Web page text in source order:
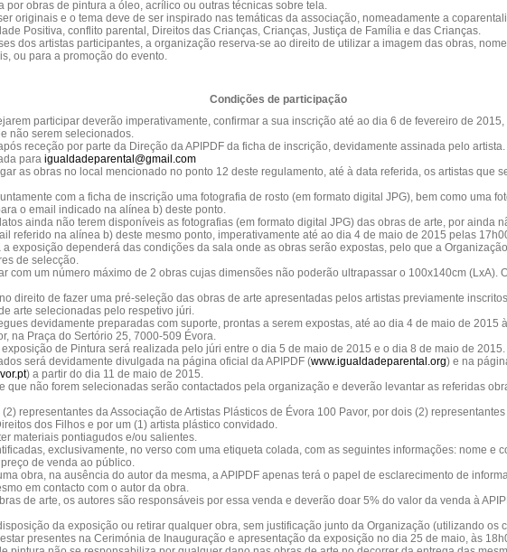
por obras de pintura a óleo, acrílico ou outras técnicas sobre tela.
originais e o tema deve de ser inspirado nas temáticas da associação, nomeadamente a
Positiva, conflito parental, Direitos das Crianças, Crianças, Justiça de Família e das Crianças.
dos artistas participantes, a organização reserva-se ao direito de utilizar a imagem das obras,
ou para a promoção do evento.
Condições de participação
participar deverão imperativamente, confirmar a sua inscrição até ao dia 6 de fevereiro de
não serem selecionados.
receção por parte da Direção da APIPDF da ficha de inscrição, devidamente assinada pelo artista.
para igualdadeparental@gmail.com
as obras no local mencionado no ponto 12 deste regulamento, até à data referida, os artistas que
com a ficha de inscrição uma fotografia de rosto (em formato digital JPG), bem como uma
o email indicado na alínea b) deste ponto.
ainda não terem disponíveis as fotografias (em formato digital JPG) das obras de arte, por ainda
referido na alínea b) deste mesmo ponto, imperativamente até ao dia 4 de maio de 2015 pelas
a exposição dependerá das condições da sala onde as obras serão expostas, pelo que a
de selecção.
com um número máximo de 2 obras cujas dimensões não poderão ultrapassar o 100x140cm (LxA).
direito de fazer uma pré-seleção das obras de arte apresentadas pelos artistas previamente
arte selecionadas pelo respetivo júri.
devidamente preparadas com suporte, prontas a serem expostas, até ao dia 4 de maio de 2015
na Praça do Sertório 25, 7000-509 Évora.
de Pintura será realizada pelo júri entre o dia 5 de maio de 2015 e o dia 8 de maio de 2015.
será devidamente divulgada na página oficial da APIPDF (www.igualdadeparental.org) e na
) a partir do dia 11 de maio de 2015.
que não forem selecionadas serão contactados pela organização e deverão levantar as referidas
representantes da Associação de Artistas Plásticos de Évora 100 Pavor, por dois (2)
dos Filhos e por um (1) artista plástico convidado.
materiais pontiagudos e/ou salientes.
exclusivamente, no verso com uma etiqueta colada, com as seguintes informações: nome e
de venda ao público.
obra, na ausência do autor da mesma, a APIPDF apenas terá o papel de esclarecimento de
em contacto com o autor da obra.
de arte, os autores são responsáveis por essa venda e deverão doar 5% do valor da venda à
da exposição ou retirar qualquer obra, sem justificação junto da Organização (utilizando os
presentes na Cerimónia de Inauguração e apresentação da exposição no dia 25 de maio, às